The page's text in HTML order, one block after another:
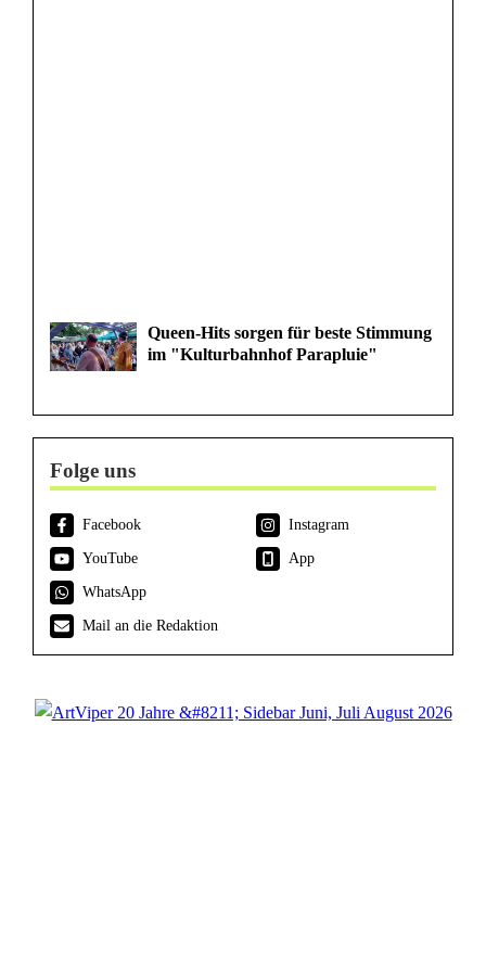
Queen-Hits sorgen für beste Stimmung
im "Kulturbahnhof Parapluie"
Folge uns
Facebook
Instagram
YouTube
App
WhatsApp
Mail an die Redaktion